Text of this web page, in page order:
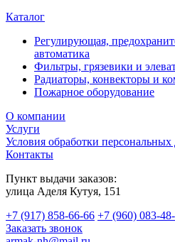
Каталог
Регулирующая,
автоматика
Фильтры, грязевики и
Радиаторы, конвекторы и
Пожарное оборудование
О компании
Услуги
Условия обработки
Контакты
Пункт выдачи заказов:
​улица Аделя Кутуя, 151
+7 (917) 858-66-66 +7 (960) 083-
Заказать звонок